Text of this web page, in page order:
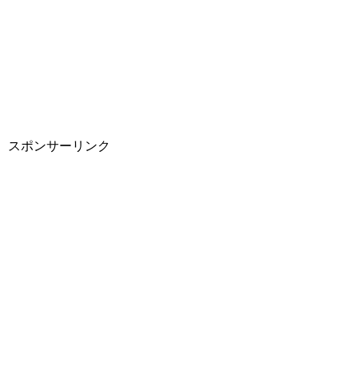
スポンサーリンク